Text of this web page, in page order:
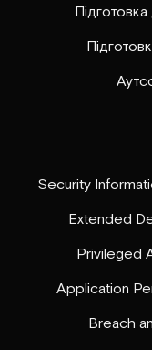
Security
Extended
Privileged
Application
Breach